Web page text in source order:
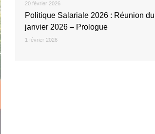
20 février 2026
Politique Salariale 2026 : Réunion
janvier 2026 – Prologue
1 février 2026